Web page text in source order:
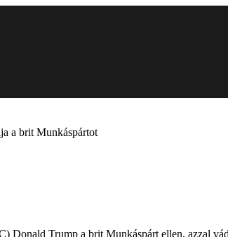
a brit Munkáspártot
Donald Trump a brit Munkáspárt ellen, azzal